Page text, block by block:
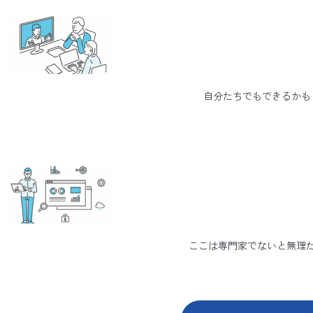
自分たちでもできるかも
ここは専門家でないと無理